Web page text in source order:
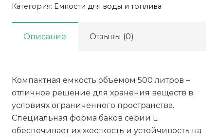
Категория: Емкости для воды и топлива
Описание Отзывы (0)
Компактная емкость объемом 500 литров –
отличное решение для хранения веществ в
условиях ограниченного пространства.
Специальная форма баков серии L
обеспечивает их жесткость и устойчивость на